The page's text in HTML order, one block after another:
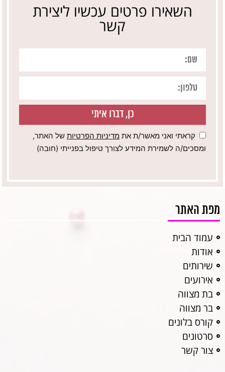
השאירו פרטים עכשיו ליצירת
קשר
כן, דברו איתי
קראתי ואני מאשר/ת את מדיניות הפרטיות של האתר,
ומסכים/ה לשמירת המידע לצורך טיפול בפנייתי (חובה)
מפת האתר
עמוד הבית
אודות
שירותים
אירועים
בת מצווה
בר מצווה
קורס בלונים
סרטונים
צור קשר